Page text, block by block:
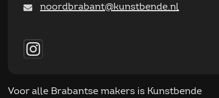
noordbrabant@kunstbende.nl
Voor alle Brabantse makers is Kunstbende